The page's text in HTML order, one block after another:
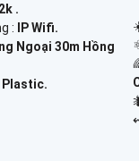
.
:
IP Wifi.
Ngoại 30m Hồng
Plastic.